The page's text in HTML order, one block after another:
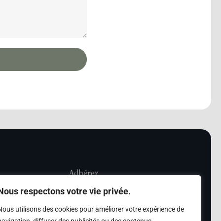
respectons votre vie privée.
utilisons des cookies pour améliorer votre expérience de
Les Amis de
Adhérer
Adhésion